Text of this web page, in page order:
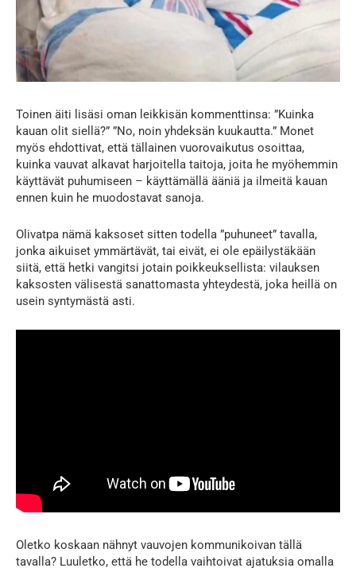
Toinen äiti lisäsi oman leikkisän kommenttinsa: ”Kuinka
kauan olit siellä?” ”No, noin yhdeksän kuukautta.” Monet
myös ehdottivat, että tällainen vuorovaikutus osoittaa,
kuinka vauvat alkavat harjoitella taitoja, joita he myöhemmin
käyttävät puhumiseen – käyttämällä ääniä ja ilmeitä kauan
ennen kuin he muodostavat sanoja.
Olivatpa nämä kaksoset sitten todella ”puhuneet” tavalla,
jonka aikuiset ymmärtävät, tai eivät, ei ole epäilystäkään
siitä, että hetki vangitsi jotain poikkeuksellista: vilauksen
kaksosten välisestä sanattomasta yhteydestä, joka heillä on
usein syntymästä asti.
Oletko koskaan nähnyt vauvojen kommunikoivan tällä
tavalla? Luuletko, että he todella vaihtoivat ajatuksia omalla